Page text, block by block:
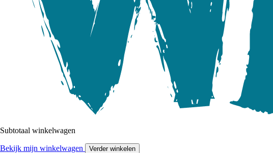
Subtotaal winkelwagen
Bekijk mijn winkelwagen Verder winkelen